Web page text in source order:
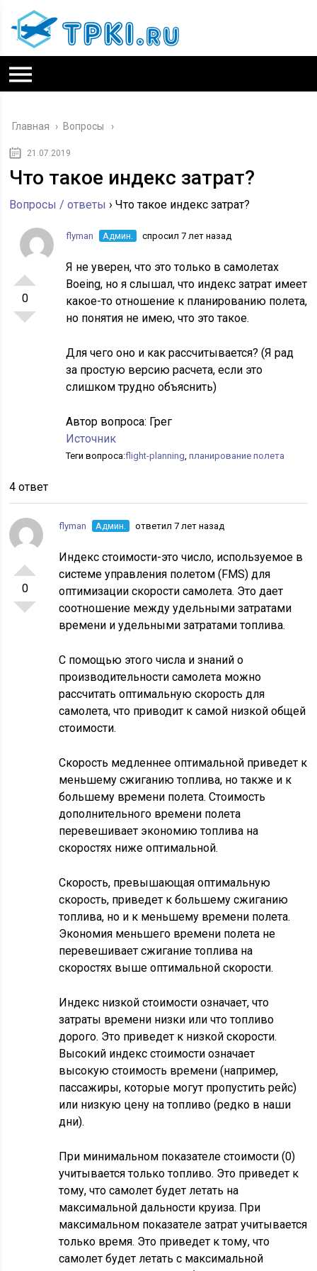
Главная › Вопросы
21.07.2019
Что такое индекс затрат?
Вопросы / ответы ›Что такое индекс затрат?
0
flyman Админ. спросил 7 лет назад
Я не уверен, что это только в самолетах
Boeing, но я слышал, что индекс затрат имеет
какое-то отношение к планированию полета,
но понятия не имею, что это такое.
Для чего оно и как рассчитывается? (Я рад
за простую версию расчета, если это
слишком трудно объяснить)
Автор вопроса: Грег
Источник
Теги вопроса:flight-planning,планирование полета
4 ответ
0
flyman Админ. ответил 7 лет назад
Индекс стоимости-это число, используемое в
системе управления полетом (FMS) для
оптимизации скорости самолета. Это дает
соотношение между удельными затратами
времени и удельными затратами топлива.
С помощью этого числа и знаний о
производительности самолета можно
рассчитать оптимальную скорость для
самолета, что приводит к самой низкой общей
стоимости.
Скорость медленнее оптимальной приведет к
меньшему сжиганию топлива, но также и к
большему времени полета. Стоимость
дополнительного времени полета
перевешивает экономию топлива на
скоростях ниже оптимальной.
Скорость, превышающая оптимальную
скорость, приведет к большему сжиганию
топлива, но и к меньшему времени полета.
Экономия меньшего времени полета не
перевешивает сжигание топлива на
скоростях выше оптимальной скорости.
Индекс низкой стоимости означает, что
затраты времени низки или что топливо
дорого. Это приведет к низкой скорости.
Высокий индекс стоимости означает
высокую стоимость времени (например,
пассажиры, которые могут пропустить рейс)
или низкую цену на топливо (редко в наши
дни).
При минимальном показателе стоимости (0)
учитывается только топливо. Это приведет к
тому, что самолет будет летать на
максимальной дальности круиза. При
максимальном показателе затрат учитывается
только время. Это приведет к тому, что
самолет будет летать с максимальной